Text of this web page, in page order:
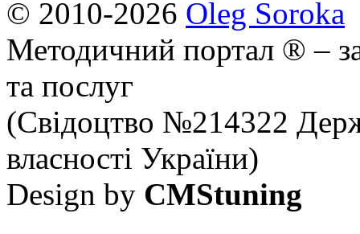
© 2010-2026 Oleg Soroka
Методичний портал ® –
та послуг
(Свідоцтво №214322
власності України)
Design by CMStuning